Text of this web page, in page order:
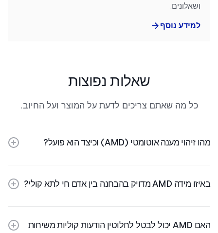
ושאלונים.
למידע נוסף
שאלות נפוצות
כל מה שאתם צריכים לדעת על המוצר ועל החיוב.
מהו זיהוי מענה אוטומטי (AMD) וכיצד הוא פועל?
באיזו מידה AMD מדויק בהבחנה בין אדם חי לתא קולי?
האם AMD יכול לבטל לחלוטין הודעות קוליות משיחות